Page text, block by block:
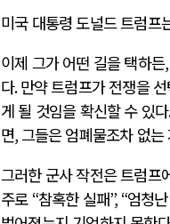
미국 대통령 도널드 트럼프
이제 그가 어떤 길을 택하든
다.만약 트럼프가 전쟁을
게 될 것임을 확신할 수 있다
면,그들은 엄폐물조차 없
그러한 군사 작전은 트럼프
주로 “참혹한 실패”, “엄청